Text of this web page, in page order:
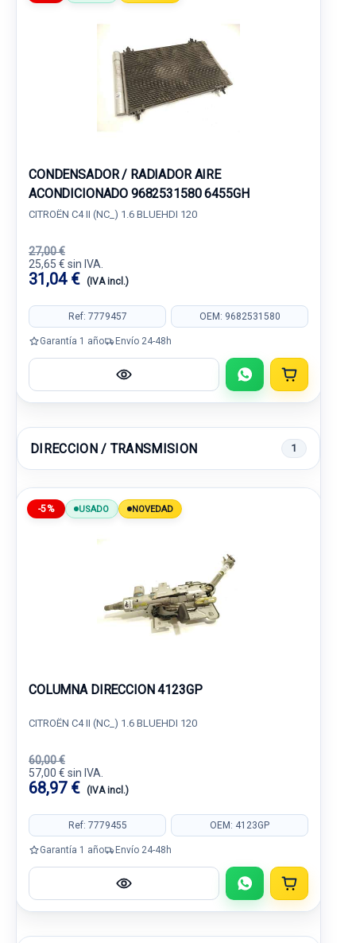
CONDENSADOR / RADIADOR AIRE
ACONDICIONADO 9682531580 6455GH
CITROËN C4 II (NC_) 1.6 BLUEHDI 120
27,00 €
25,65 € sin IVA.
31,04 € (IVA incl.)
Ref: 7779457 OEM: 9682531580
Garantía 1 año Envío 24-48h
DIRECCION / TRANSMISION 1
-5% USADO NOVEDAD
COLUMNA DIRECCION 4123GP
CITROËN C4 II (NC_) 1.6 BLUEHDI 120
60,00 €
57,00 € sin IVA.
68,97 € (IVA incl.)
Ref: 7779455 OEM: 4123GP
Garantía 1 año Envío 24-48h